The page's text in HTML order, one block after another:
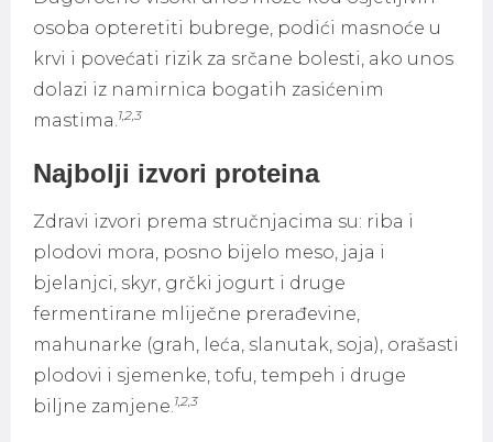
osoba opteretiti bubrege, podići masnoće u
krvi i povećati rizik za srčane bolesti, ako unos
dolazi iz namirnica bogatih zasićenim
mastima.1,2,3
Najbolji izvori proteina
Zdravi izvori prema stručnjacima su: riba i
plodovi mora, posno bijelo meso, jaja i
bjelanjci, skyr, grčki jogurt i druge
fermentirane mliječne prerađevine,
mahunarke (grah, leća, slanutak, soja), orašasti
plodovi i sjemenke, tofu, tempeh i druge
biljne zamjene.1,2,3